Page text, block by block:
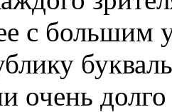
с большим
очень